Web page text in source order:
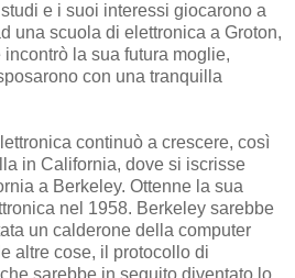
e i suoi interessi giocarono a
una scuola di elettronica a Groton,
la sua futura moglie,
con una tranquilla
continuò a crescere, così
in California, dove si iscrisse
a Berkeley. Ottenne la sua
nel 1958. Berkeley sarebbe
un calderone della computer
altre cose, il protocollo di